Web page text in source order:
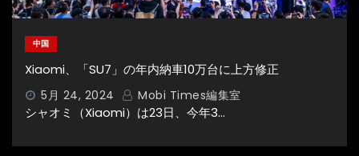
中国
Xiaomi、「SU7」の年内納車10万台に上方修正
5月 24, 2024 Mobi Times編集室
シャオミ（Xiaomi）は23日、今年3…